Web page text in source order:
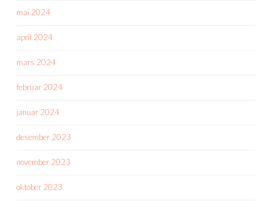
mai 2024
april 2024
mars 2024
februar 2024
januar 2024
desember 2023
november 2023
oktober 2023